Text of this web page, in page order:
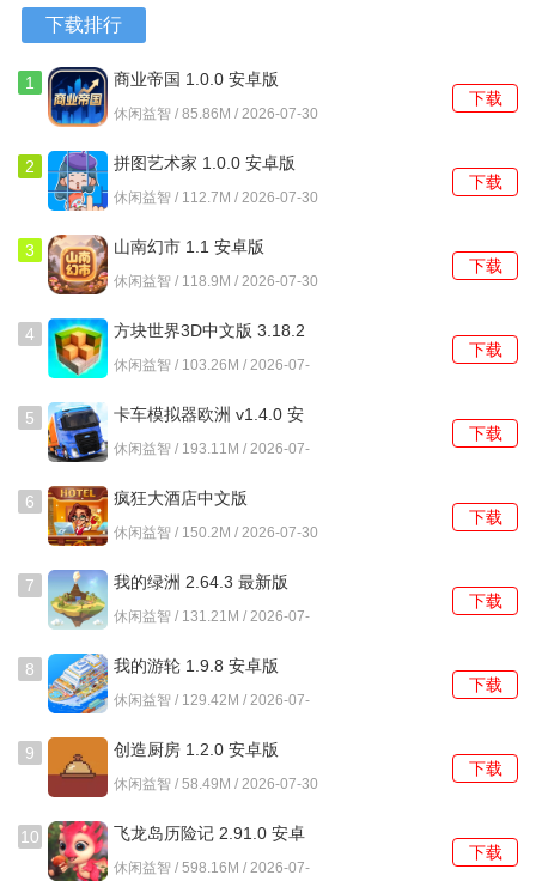
目标游戏，减少了浏览成本。
4、平台声称其提供的折扣服务拥有官方授权，保障交易过程
的安全性与可靠性。
游戏优势
1、账号交易环节由平台作为保障，减少了传统私下交易可能
存在的风险和中间环节。
2、价格保护与低折扣报告奖励机制，形成了对用户消费权益
的一种补充性维护措施。
3、游戏加速功能针对特定类型的挂机玩法进行了效率提升，
迎合了部分用户的需求。
4、平台整合了查找、下载、充值、账号管理等多个环节，试
图提供一站式的服务体验。
66怎么玩？
1、用户首次使用需要完成账号注册，可以通过手机号进行绑
定，后续登录均使用该账号。
2、在平台首页，利用顶部的搜索框直接输入游戏名，或者浏
览下方的分类专区寻找游戏。
3、找到目标游戏后，进入详情页可以查看游戏介绍，确认后
点击下载按钮即可安装到手机。
4、若需要进行充值，在游戏内唤起支付时，平台会自动介入
并提供折扣后的实际支付金额。
版
下载排行
1 商业帝国 1.0.0 安卓版
休闲益智 / 85.86M / 2026-07-30
下载
2 拼图艺术家 1.0.0 安卓版
休闲益智 / 112.7M / 2026-07-30
下载
3 山南幻市 1.1 安卓版
休闲益智 / 118.9M / 2026-07-30
下载
4
方块世界3D中文版 3.18.2
安卓版
休闲益智 / 103.26M / 2026-07-
下载
5
卡车模拟器欧洲 v1.4.0 安
卓版
休闲益智 / 193.11M / 2026-07-
下载
6
疯狂大酒店中文版
4.17.10.7 安卓版
休闲益智 / 150.2M / 2026-07-30
下载
7 我的绿洲 2.64.3 最新版
休闲益智 / 131.21M / 2026-07-
下载
8 我的游轮 1.9.8 安卓版
休闲益智 / 129.42M / 2026-07-
下载
9 创造厨房 1.2.0 安卓版
休闲益智 / 58.49M / 2026-07-30
下载
10
飞龙岛历险记 2.91.0 安卓
版
休闲益智 / 598.16M / 2026-07-
下载